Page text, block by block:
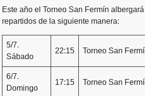
Este año el Torneo San Fermín
repartidos de la siguiente manera:
5/7.
Sábado
22:15 Torneo San
6/7.
Domingo
17:15 Torneo San